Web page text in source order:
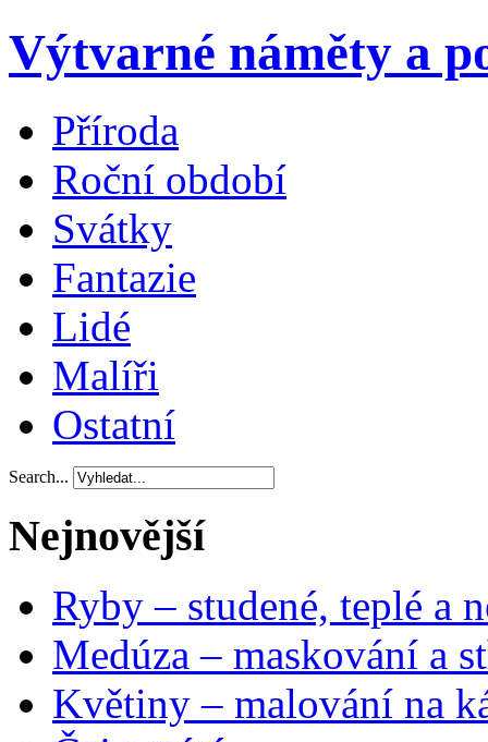
Výtvarné náměty a
Příroda
Roční období
Svátky
Fantazie
Lidé
Malíři
Ostatní
Search...
Nejnovější
Ryby – studené, teplé a
Medúza – maskování a
Květiny – malování na